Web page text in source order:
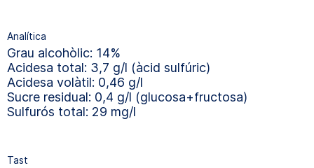
Analítica
Grau alcohòlic: 14%
Acidesa total: 3,7 g/l (àcid sulfúric)
Acidesa volàtil: 0,46 g/l
Sucre residual: 0,4 g/l (glucosa+fructosa)
Sulfurós total: 29 mg/l
Tast